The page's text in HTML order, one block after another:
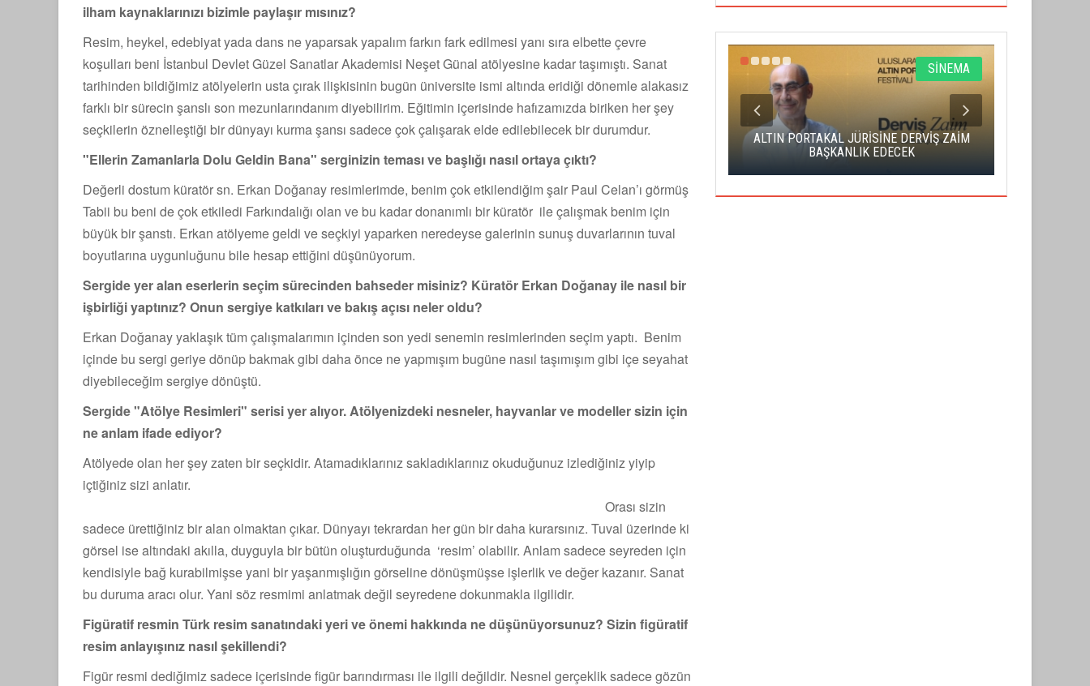
ilham kaynaklarınızı bizimle paylaşır mısınız?
Resim, heykel, edebiyat yada dans ne yaparsak yapalım farkın fark edilmesi yanı sıra elbette çevre
koşulları beni İstanbul Devlet Güzel Sanatlar Akademisi Neşet Günal atölyesine kadar taşımıştı. Sanat
tarihinden bildiğimiz atölyelerin usta çırak ilişkisinin bugün üniversite ismi altında eridiği dönemle alakasız
farklı bir sürecin şanslı son mezunlarındanım diyebilirim. Eğitimin içerisinde hafızamızda biriken her şey
seçkilerin öznelleştiği bir dünyayı kurma şansı sadece çok çalışarak elde edilebilecek bir durumdur.
"Ellerin Zamanlarla Dolu Geldin Bana" serginizin teması ve başlığı nasıl ortaya çıktı?
Değerli dostum küratör sn. Erkan Doğanay resimlerimde, benim çok etkilendiğim şair Paul Celan’ı görmüş
Tabii bu beni de çok etkiledi Farkındalığı olan ve bu kadar donanımlı bir küratör ile çalışmak benim için
büyük bir şanstı. Erkan atölyeme geldi ve seçkiyi yaparken neredeyse galerinin sunuş duvarlarının tuval
boyutlarına uygunluğunu bile hesap ettiğini düşünüyorum.
Sergide yer alan eserlerin seçim sürecinden bahseder misiniz? Küratör Erkan Doğanay ile nasıl bir
işbirliği yaptınız? Onun sergiye katkıları ve bakış açısı neler oldu?
Erkan Doğanay yaklaşık tüm çalışmalarımın içinden son yedi senemin resimlerinden seçim yaptı. Benim
içinde bu sergi geriye dönüp bakmak gibi daha önce ne yapmışım bugüne nasıl taşımışım gibi içe seyahat
diyebileceğim sergiye dönüştü.
Sergide "Atölye Resimleri" serisi yer alıyor. Atölyenizdeki nesneler, hayvanlar ve modeller sizin için
ne anlam ifade ediyor?
Atölyede olan her şey zaten bir seçkidir. Atamadıklarınız sakladıklarınız okuduğunuz izlediğiniz yiyip
içtiğiniz sizi anlatır.
Orası sizin
sadece ürettiğiniz bir alan olmaktan çıkar. Dünyayı tekrardan her gün bir daha kurarsınız. Tuval üzerinde ki
görsel ise altındaki akılla, duyguyla bir bütün oluşturduğunda ‘resim’ olabilir. Anlam sadece seyreden için
kendisiyle bağ kurabilmişse yani bir yaşanmışlığın görseline dönüşmüşse işlerlik ve değer kazanır. Sanat
bu duruma aracı olur. Yani söz resmimi anlatmak değil seyredene dokunmakla ilgilidir.
Figüratif resmin Türk resim sanatındaki yeri ve önemi hakkında ne düşünüyorsunuz? Sizin figüratif
resim anlayışınız nasıl şekillendi?
Figür resmi dediğimiz sadece içerisinde figür barındırması ile ilgili değildir. Nesnel gerçeklik sadece gözün
GÖRSEL SANATLAR
TUZBİBER, EDİNBURGH FRİNGE'DEKİ İLK
GÖSTERİSİNİ DENİZ GÖKTAŞ'LA YAPACAK
SİNEMA
ALTIN PORTAKAL JÜRİSİNE DERVİŞ ZAİM
BAŞKANLIK EDECEK